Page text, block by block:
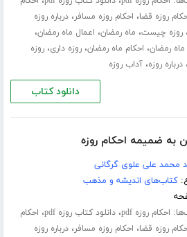
روزه قضا، احکام روزه مسافر،درباره روزه
،روزه چیست، ماه رمضان، اعمال ماه رمضان،
رمضان، احکام ماه رمضان،روزه داری،روزه
،درباره روزه،آداب روزه
دانلود کتاب
به ضمیمه احکام روزه
محمد علی علوی گرگانی
کتاب‌های اندیشه و مذهب
احکام روزه pdf ،دانلود کتاب روزه pdf ، احکام
روزه قضا، احکام روزه مسافر،درباره روزه